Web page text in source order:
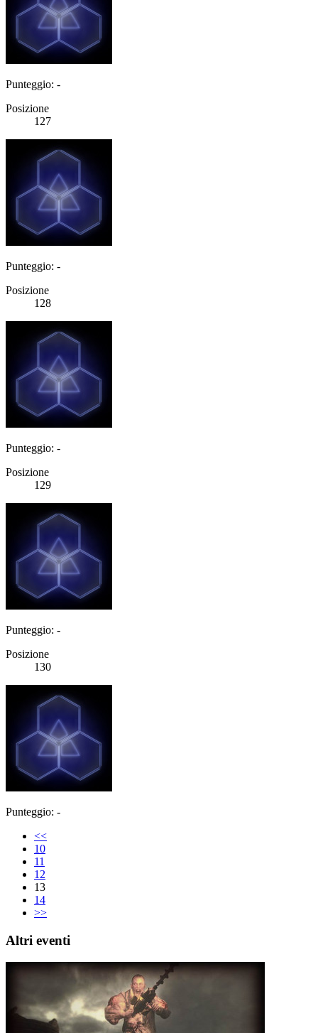
Punteggio: -
Posizione
127
Punteggio: -
Posizione
128
Punteggio: -
Posizione
129
Punteggio: -
Posizione
130
Punteggio: -
<<
10
11
12
13
14
>>
Altri eventi